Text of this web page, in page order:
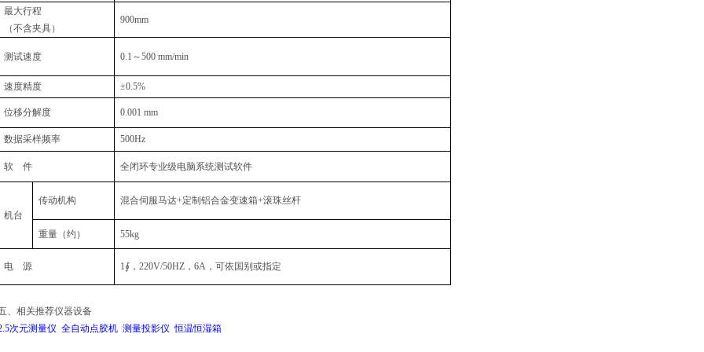
最大行程
（不含夹具）
900mm
测试速度 0.1～500 mm/min
速度精度 ±0.5%
位移分解度 0.001 mm
数据采样频率 500Hz
软 件 全闭环专业级电脑系统测试软件
机台
传动机构 混合伺服马达+定制铝合金变速箱+滚珠丝杆
重量（约） 55kg
电 源 1∮，220V/50HZ，6A，可依国别或指定
、相关推荐仪器设备
次元测量仪 全自动点胶机 测量投影仪 恒温恒湿箱